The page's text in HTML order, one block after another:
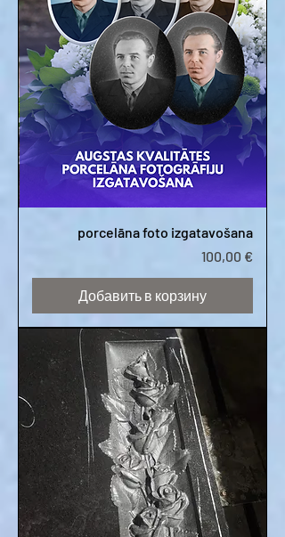
porcelāna foto izgatavošana
Цена
100,00 €
Добавить в корзину